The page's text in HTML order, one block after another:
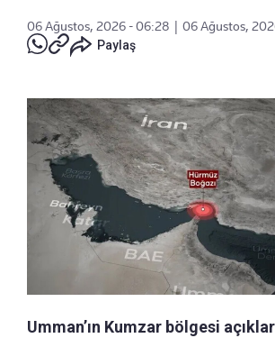
06 Ağustos, 2026 - 06:28
06 Ağustos,
Paylaş
Umman’ın Kumzar bölgesi